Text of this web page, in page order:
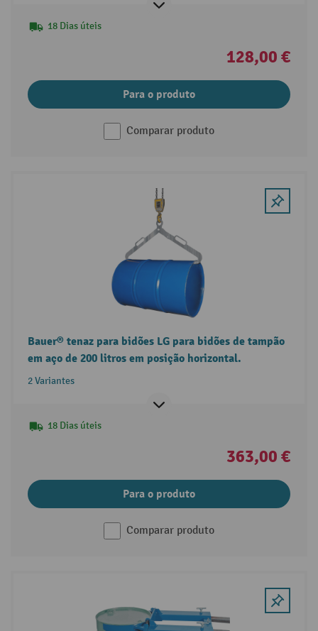
18 Dias úteis
128,00 €
Para o produto
Comparar produto
Bauer® tenaz para bidões LG para bidões de tampão
em aço de 200 litros em posição horizontal.
2 Variantes
18 Dias úteis
363,00 €
Para o produto
Comparar produto